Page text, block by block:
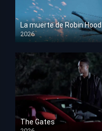
La muerte de Robin Hood
2026
HD 1080p
The Gates